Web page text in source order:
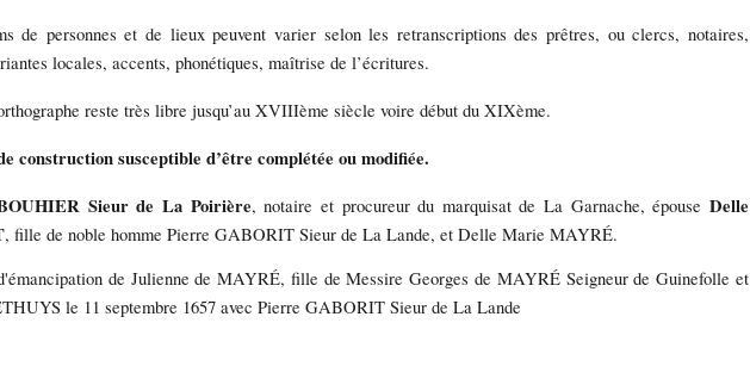
de personnes et de lieux peuvent varier selon les retranscriptions des prêtres, ou clercs, notaires,
locales, accents, phonétiques, maîtrise de l’écritures.
reste très libre jusqu’au XVIIIème siècle voire début du XIXème.
construction susceptible d’être complétée ou modifiée.
Sieur de La Poirière, notaire et procureur du marquisat de La Garnache, épouse Delle
, fille de noble homme Pierre GABORIT Sieur de La Lande, et Delle Marie MAYRÉ.
de Julienne de MAYRÉ, fille de Messire Georges de MAYRÉ Seigneur de Guinefolle et
le 11 septembre 1657 avec Pierre GABORIT Sieur de La Lande